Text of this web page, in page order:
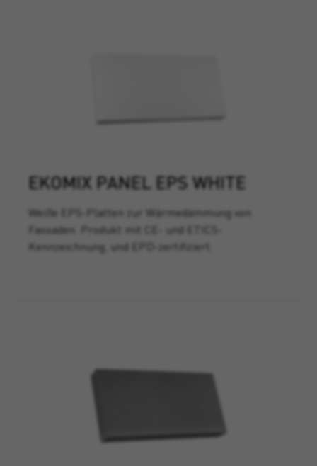
EKOMIX PANEL EPS WHITE
Weiße EPS-Platten zur Wärmedämmung von
Fassaden. Produkt mit CE- und ETICS-
Kennzeichnung, und EPD-zertifiziert.